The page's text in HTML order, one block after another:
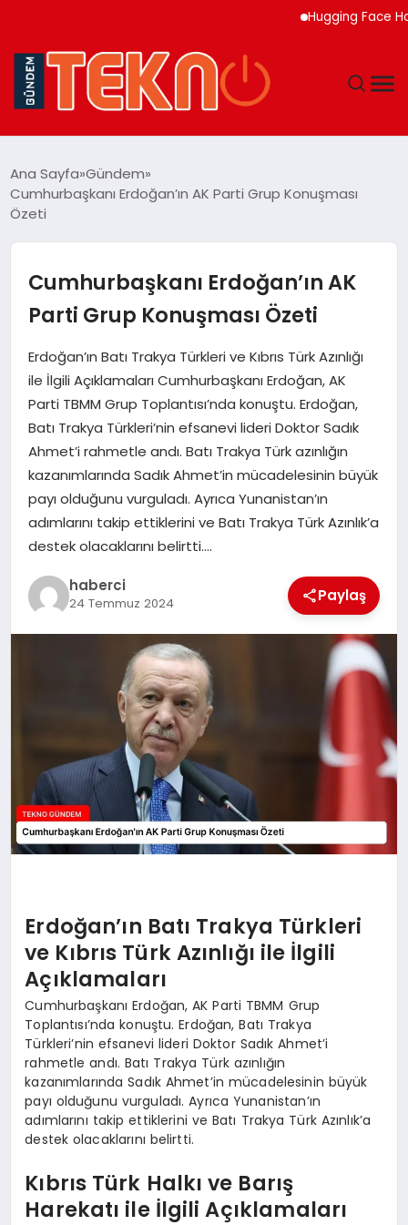
Hugging Face
GÜNDEM
EKONOMI
MAGAZIN
SAĞLIK
SIYASET
SPOR
YAŞAM
Ana Sayfa Gündem
Cumhurbaşkanı Erdoğan’ın AK Parti Grup Konuşması
Özeti
Cumhurbaşkanı Erdoğan’ın AK
Parti Grup Konuşması Özeti
Erdoğan’ın Batı Trakya Türkleri ve Kıbrıs Türk Azınlığı
ile İlgili Açıklamaları Cumhurbaşkanı Erdoğan, AK
Parti TBMM Grup Toplantısı’nda konuştu. Erdoğan,
Batı Trakya Türkleri’nin efsanevi lideri Doktor Sadık
Ahmet’i rahmetle andı. Batı Trakya Türk azınlığın
kazanımlarında Sadık Ahmet’in mücadelesinin büyük
payı olduğunu vurguladı. Ayrıca Yunanistan’ın
adımlarını takip ettiklerini ve Batı Trakya Türk Azınlık’a
destek olacaklarını belirtti….
haberci
24 Temmuz 2024 Paylaş
Erdoğan’ın Batı Trakya Türkleri
ve Kıbrıs Türk Azınlığı ile İlgili
Açıklamaları
Cumhurbaşkanı Erdoğan, AK Parti TBMM Grup
Toplantısı’nda konuştu. Erdoğan, Batı Trakya
Türkleri’nin efsanevi lideri Doktor Sadık Ahmet’i
rahmetle andı. Batı Trakya Türk azınlığın
kazanımlarında Sadık Ahmet’in mücadelesinin büyük
payı olduğunu vurguladı. Ayrıca Yunanistan’ın
adımlarını takip ettiklerini ve Batı Trakya Türk Azınlık’a
destek olacaklarını belirtti.
Kıbrıs Türk Halkı ve Barış
Harekatı ile İlgili Açıklamaları